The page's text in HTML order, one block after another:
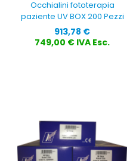
Occhialini fototerapia
paziente UV BOX 200 Pezzi
Prezzo
913,78 €
749,00 € IVA Esc.